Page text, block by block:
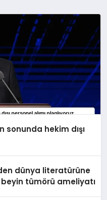
sonunda hekim dışı
dünya literatürüne
tümörü ameliyatı